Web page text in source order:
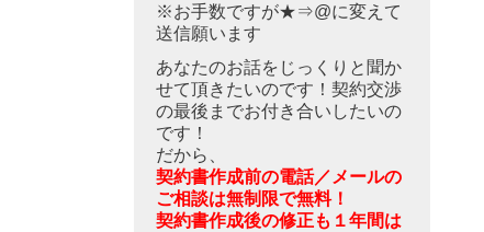
※お手数ですが★⇒@に変えて
送信願います
あなたのお話をじっくりと聞か
せて頂きたいのです！契約交渉
の最後までお付き合いしたいの
です！
だから、
契約書作成前の電話／メールの
ご相談は無制限で無料！
契約書作成後の修正も１年間は